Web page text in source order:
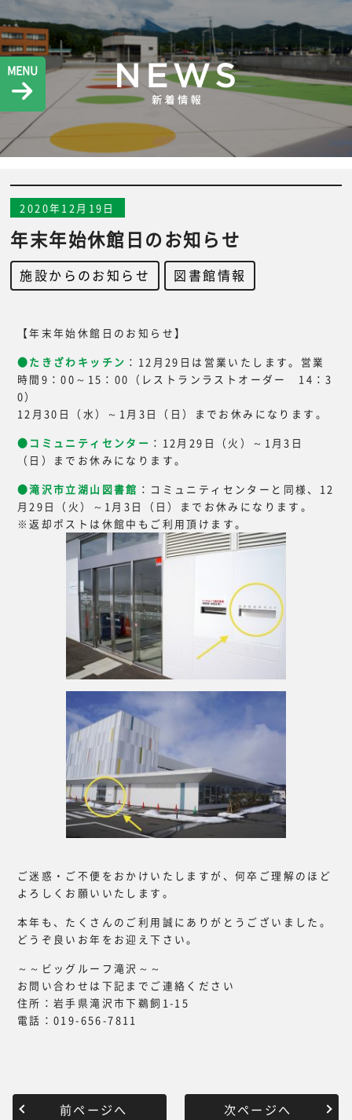
MENU
2020年12月19日
年末年始休館日のお知らせ
施設からのお知らせ 図書館情報
【年末年始休館日のお知らせ】
●たきざわキッチン ：12月29日は営業いたします。営業
時間9：00～15：00（レストランラストオーダー 14：3
0）
12月30日（水）～1月3日（日）までお休みになります。
●コミュニティセンター ：12月29日（火）～1月3日
（日）までお休みになります。
●滝沢市立湖山図書館 ：コミュニティセンターと同様、12
月29日（火）～1月3日（日）までお休みになります。
※返却ポストは休館中もご利用頂けます。
ご迷惑・ご不便をおかけいたしますが、何卒ご理解のほど
よろしくお願いいたします。
本年も、たくさんのご利用誠にありがとうございました。
どうぞ良いお年をお迎え下さい。
～～ビッグルーフ滝沢～～
お問い合わせは下記までご連絡ください
住所：岩手県滝沢市下鵜飼1-15
電話：019-656-7811
前ページへ 次ページへ